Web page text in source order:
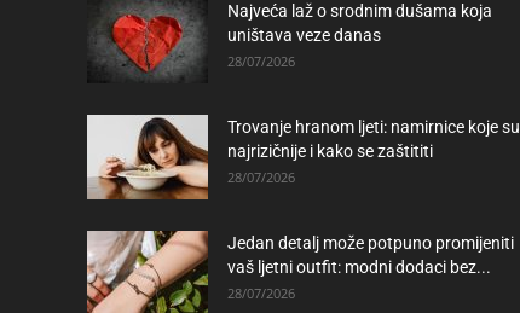
Najveća laž o srodnim dušama koja
uništava veze danas
28/07/2026
Trovanje hranom ljeti: namirnice koje su
najrizičnije i kako se zaštititi
28/07/2026
Jedan detalj može potpuno promijeniti
vaš ljetni outfit: modni dodaci bez...
28/07/2026